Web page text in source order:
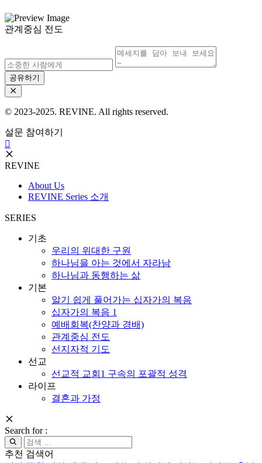
관계중심 전도
공유하기
© 2023-2025. REVINE. All rights reserved.
설문 참여하기
REVINE
About Us
REVINE Series 소개
SERIES
기초
우리의 위대한 구원
하나님을 아는 것에서 자라남
하나님과 동행하는 삶
기본
알기 쉽게 풀어가는 십자가의 복음
십자가의 복음 1
예배회복(찬양과 경배)
관계중심 전도
선지자적 기도
선교
선교적 교회1 구속의 포괄적 성격
라이프
결혼과 가정
Search for :
추천 검색어